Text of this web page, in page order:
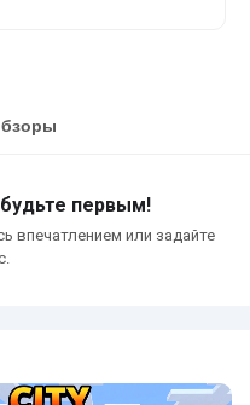
первым!
впечатлением или задайте